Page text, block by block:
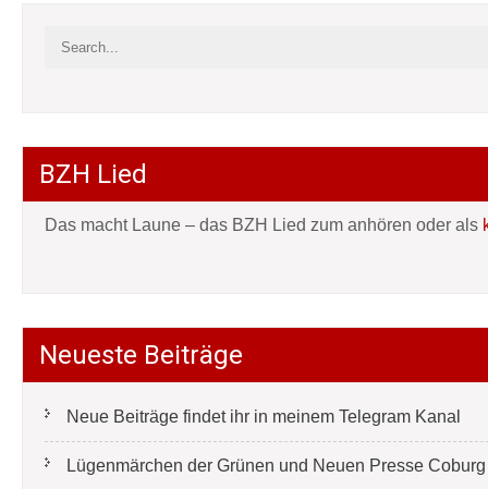
BZH Lied
Das macht Laune – das BZH Lied zum anhören oder als
Neueste Beiträge
Neue Beiträge findet ihr in meinem Telegram Kanal
Lügenmärchen der Grünen und Neuen Presse